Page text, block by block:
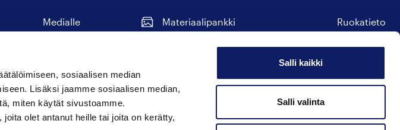
sosiaalisen median
Lisäksi jaamme sosiaalisen median,
miten käytät sivustoamme.
olet antanut heille tai joita on kerätty,
Salli kaikki
Salli valinta
Medialle
Materiaalipankki
Ruokatieto
meitämeitämeitä
Hyvää Suomesta
Seuraa
meitä
Seuraa
meitä
Seuraa
meitä